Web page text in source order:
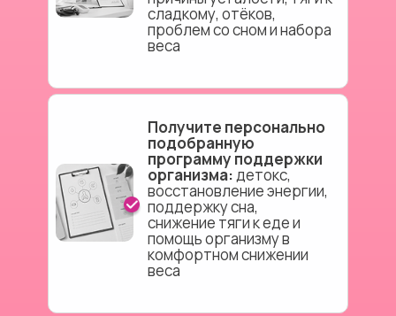
сладкому, отёков,
проблем со сном и набора
веса
Получите персонально
подобранную
программу поддержки
организма:детокс,
восстановление энергии,
поддержку сна,
снижение тяги к еде и
помощь организму в
комфортном снижении
веса